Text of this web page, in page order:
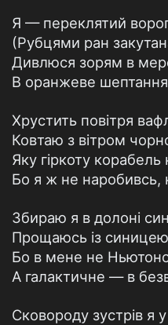
Я — переклятий
(Рубцями ран
Дивлюся зорям в
В оранжеве
Хрустить повітря
Ковтаю з вітром
Яку гіркоту
Бо я ж не наробивсь,
Збираю я в долоні
Прощаюсь із
Бо в мене не
А галактичне — в
Сковороду зустрів я